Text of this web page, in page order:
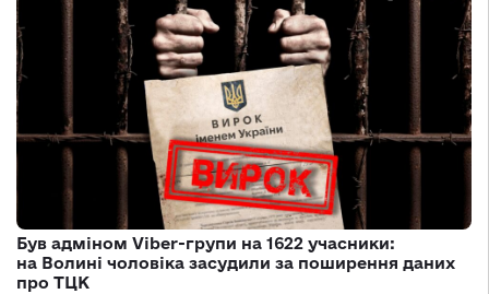
Був адміном Viber-групи на 1622 учасники:
на Волині чоловіка засудили за поширення даних
про ТЦК